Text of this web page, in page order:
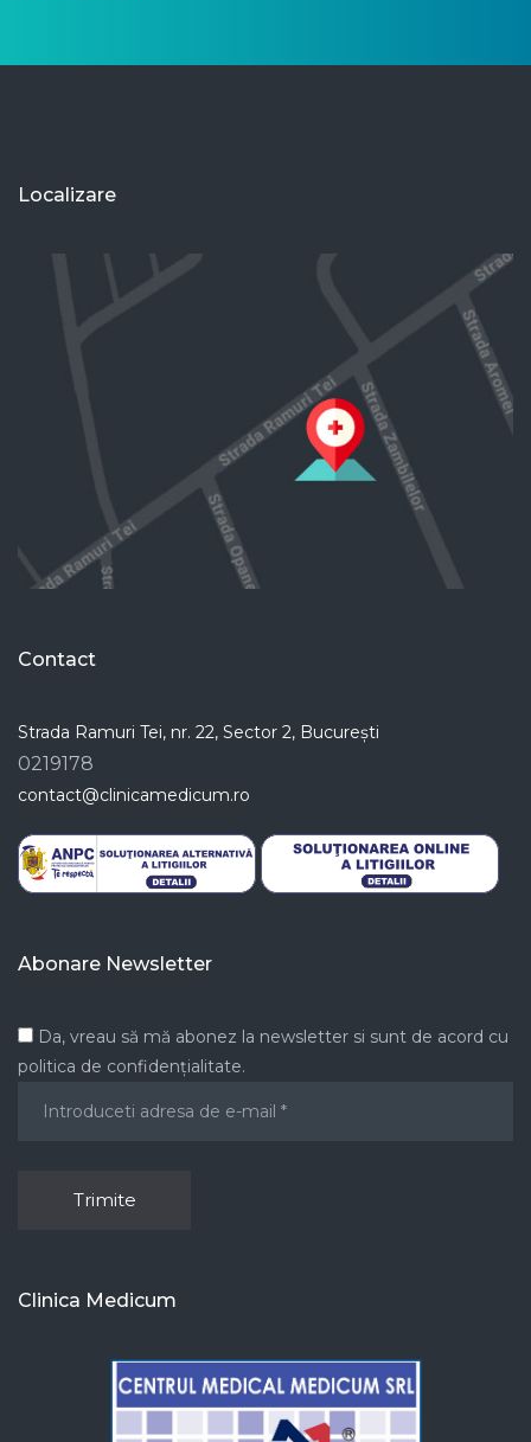
Localizare
Contact
Strada Ramuri Tei, nr. 22, Sector 2, București
0219178
contact@clinicamedicum.ro
Abonare Newsletter
Da, vreau să mă abonez la newsletter si sunt de acord cu
politica de confidențialitate.
Clinica Medicum